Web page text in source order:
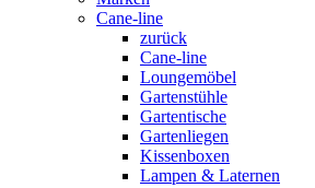
Cane-line
zurück
Cane-line
Loungemöbel
Gartenstühle
Gartentische
Gartenliegen
Kissenboxen
Lampen & Laternen